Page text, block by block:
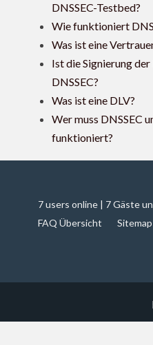
DNSSEC-Testbed?
Wie funktioniert
Was ist eine
Ist die Signierung
DNSSEC?
Was ist eine DLV?
Wer muss DNSSEC
funktioniert?
7 users online | 7 Gäste
FAQ Übersicht
Sitemap